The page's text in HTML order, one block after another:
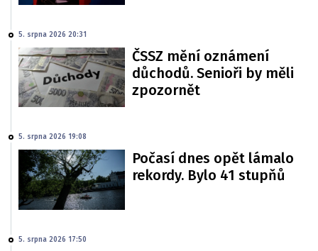
5. srpna 2026 20:31
ČSSZ mění oznámení
důchodů. Senioři by měli
zpozornět
5. srpna 2026 19:08
Počasí dnes opět lámalo
rekordy. Bylo 41 stupňů
5. srpna 2026 17:50